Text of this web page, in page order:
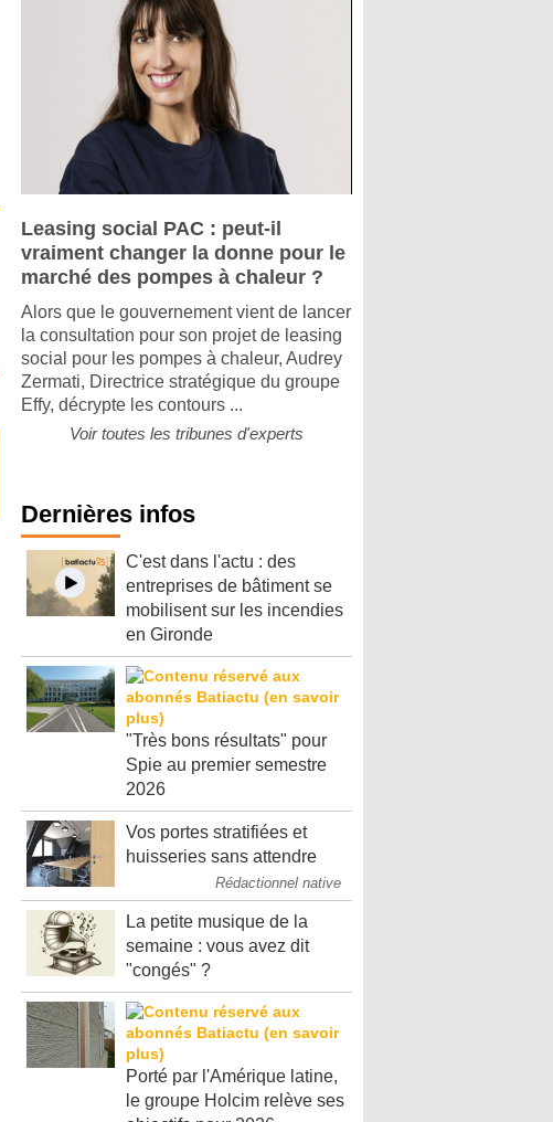
Leasing social PAC : peut-il
vraiment changer la donne pour le
marché des pompes à chaleur ?
Alors que le gouvernement vient de lancer
la consultation pour son projet de leasing
social pour les pompes à chaleur, Audrey
Zermati, Directrice stratégique du groupe
Effy, décrypte les contours ...
Voir toutes les tribunes d'experts
Dernières infos
C'est dans l'actu : des
entreprises de bâtiment se
mobilisent sur les incendies
en Gironde
"Très bons résultats" pour
Spie au premier semestre
2026
Vos portes stratifiées et
huisseries sans attendre
Rédactionnel native
La petite musique de la
semaine : vous avez dit
"congés" ?
Porté par l'Amérique latine,
le groupe Holcim relève ses